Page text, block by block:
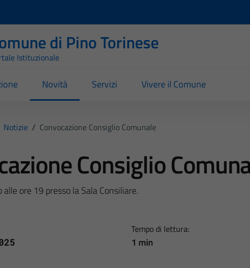
di Pino Torinese
Istituzionale
Novità Servizi Vivere il Comune
Notizie / Convocazione Consiglio Comunale
Consiglio
ore 19 presso la Sala Consiliare.
Tempo di lettura:
1 min